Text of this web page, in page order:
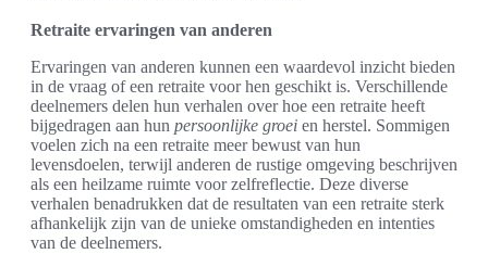
Retraite ervaringen van anderen
Ervaringen van anderen kunnen een waardevol inzicht bieden
in de vraag of een retraite voor hen geschikt is. Verschillende
deelnemers delen hun verhalen over hoe een retraite heeft
bijgedragen aan hun persoonlijke groei en herstel. Sommigen
voelen zich na een retraite meer bewust van hun
levensdoelen, terwijl anderen de rustige omgeving beschrijven
als een heilzame ruimte voor zelfreflectie. Deze diverse
verhalen benadrukken dat de resultaten van een retraite sterk
afhankelijk zijn van de unieke omstandigheden en intenties
van de deelnemers.